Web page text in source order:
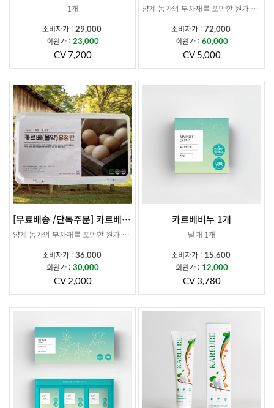
1개
소비자가 : 29,000
회원가 : 23,000
CV 7,200
양계 농가의 부자재를 포함한 원가 상승으로 인해 부득이하게 5월부터 가격 인상이 불가피하게 되었습니다. 더미르라이프에서는 농가에서 인상된 금액만큼만 반영하였음을 안내드립니다. 이에 따라 기존 유정란 정기결제 건은 일괄 취소 처리될 예정이오니, 참고하시어 재신청 부탁드립니다. 5월 11일(월) 결제 건부터 인상된 가격이 적용됩니다. 감사합니다.
발효몰약을 먹인 건강한 닭이 낳은 카르베 유정란입니다.
15구 X 4박스 배송됩니다
*주문시 기존 판매 제품과 출고지가 상이함으로 계란 외 제품과 합배송불가합니다.
소비자가 : 72,000
회원가 : 60,000
CV 5,000
[무료배송 /단독주문] 카르베 유정란15구 x 2BOX
양계 농가의 부자재를 포함한 원가 상승으로 인해 부득이하게 5월부터 가격 인상이 불가피하게 되었습니다. 더미르라이프에서는 농가에서 인상된 금액만큼만 반영하였음을 안내드립니다. 이에 따라 기존 유정란 정기결제 건은 일괄 취소 처리될 예정이오니, 참고하시어 재신청 부탁드립니다. 5월 11일(월) 결제 건부터 인상된 가격이 적용됩니다. 감사합니다.
발효몰약을 먹인 건강한 닭이 낳은 카르베 유정란입니다.
15구 X 2박스 배송됩니다
*주문시 기존 판매 제품과 출고지가 상이함으로 계란 외 제품과 합배송불가합니다.
소비자가 : 36,000
회원가 : 30,000
CV 2,000
카르베비누 1개
낱개 1개
소비자가 : 15,600
회원가 : 12,000
CV 3,780